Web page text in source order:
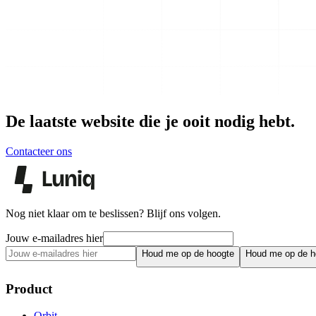
De laatste website die je ooit nodig hebt.
Contacteer ons
Nog niet klaar om te beslissen? Blijf ons volgen.
Jouw e-mailadres hier
Houd me op de hoogte Houd me op de
Product